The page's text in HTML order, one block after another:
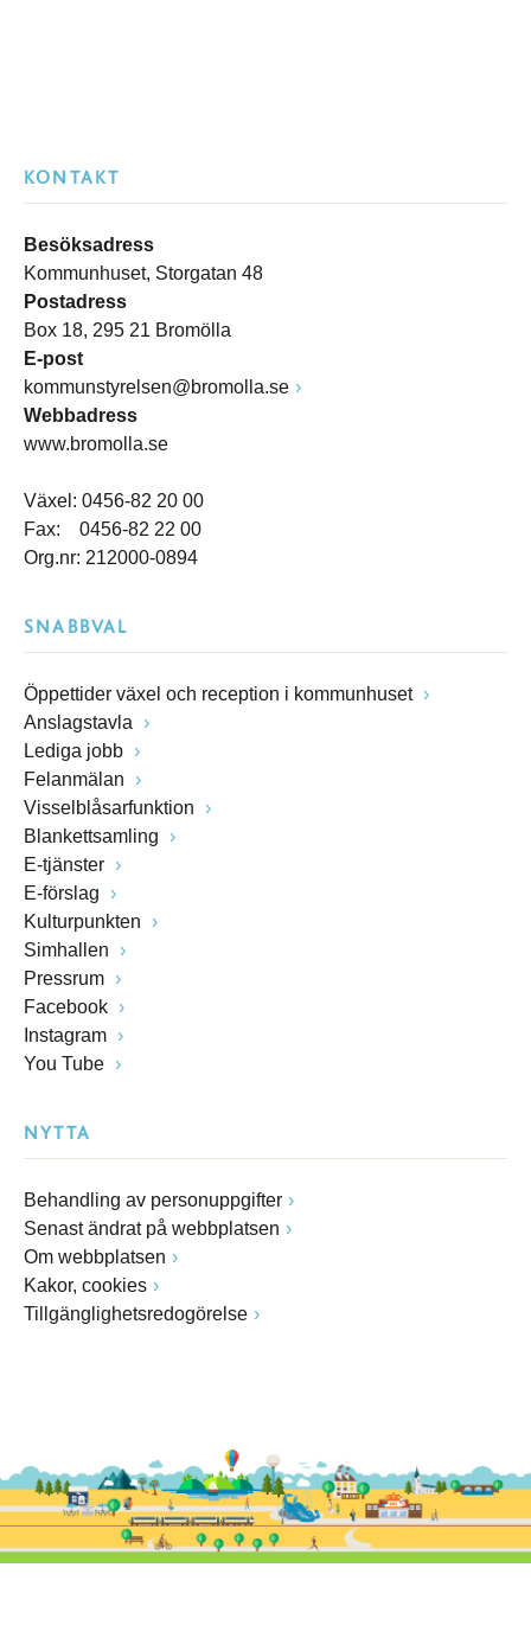
KONTAKT
Besöksadress
Kommunhuset, Storgatan 48
Postadress
Box 18, 295 21 Bromölla
E-post
kommunstyrelsen@bromolla.se
Webbadress
www.bromolla.se
Växel: 0456-82 20 00
Fax: 0456-82 22 00
Org.nr: 212000-0894
SNABBVAL
Öppettider växel och reception i kommunhuset
Anslagstavla
Lediga jobb
Felanmälan
Visselblåsarfunktion
Blankettsamling
E-tjänster
E-förslag
Kulturpunkten
Simhallen
Pressrum
Facebook
Instagram
You Tube
NYTTA
Behandling av personuppgifter
Senast ändrat på webbplatsen
Om webbplatsen
Kakor, cookies
Tillgänglighetsredogörelse